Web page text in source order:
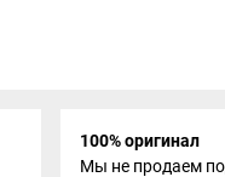
100% оригинал
Мы не продаем